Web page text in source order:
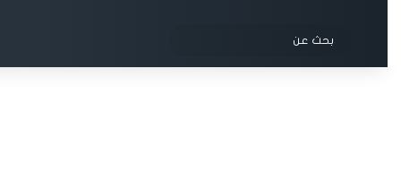
الوضع المظلم
عن